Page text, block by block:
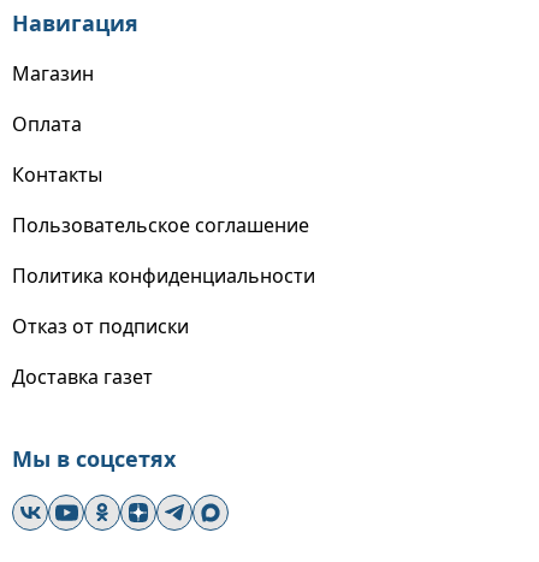
Навигация
Магазин
Оплата
Контакты
Пользовательское соглашение
Политика конфиденциальности
Отказ от подписки
Доставка газет
Мы в соцсетях